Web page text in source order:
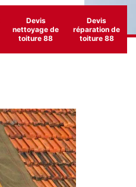
Devis
nettoyage de
toiture 88
Devis
réparation de
toiture 88